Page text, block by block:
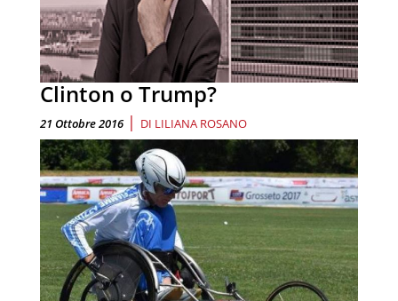
Clinton o Trump?
21 Ottobre 2016 | DI LILIANA ROSANO